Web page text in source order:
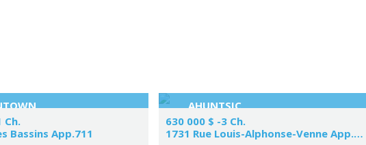
Ch.
Bassins App.711
AHUNTSIC
630 000 $ -3 Ch.
1731 Rue Louis-Alphonse-Venne App.201